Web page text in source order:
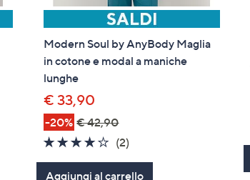
Modern Soul by AnyBody Maglia
in cotone e modal a maniche
lunghe
€ 33,90
-20% € 42,90
4.0
of
5
(2)
Recensioni
Aggiungi al carrello